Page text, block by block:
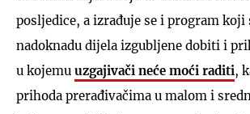
posljedice, a izrađuje se i program koji
nadoknadu dijela izgubljene dobiti i
u kojemu uzgajivači neće moći raditi,
prihoda prerađivačima u malom i